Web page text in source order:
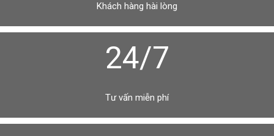
Khách hàng hài lòng
24/7
Tư vấn miễn phí